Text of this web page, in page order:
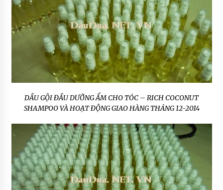
DẦU GỘI ĐẦU DƯỠNG ẨM CHO TÓC – RICH COCONUT
SHAMPOO VÀ HOẠT ĐỘNG GIAO HÀNG THÁNG 12-2014